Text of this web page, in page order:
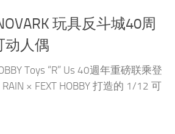
玩具反斗城40周
动人偶
Toys “R” Us 40週年重磅联乘登
× FEXT HOBBY 打造的 1/12 可